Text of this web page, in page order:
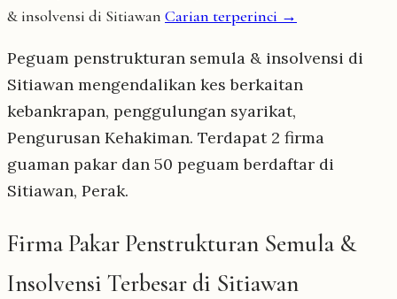
& insolvensi di Sitiawan Carian terperinci →
Peguam penstrukturan semula & insolvensi di
Sitiawan mengendalikan kes berkaitan
kebankrapan, penggulungan syarikat,
Pengurusan Kehakiman. Terdapat 2 firma
guaman pakar dan 50 peguam berdaftar di
Sitiawan, Perak.
Firma Pakar Penstrukturan Semula &
Insolvensi Terbesar di Sitiawan